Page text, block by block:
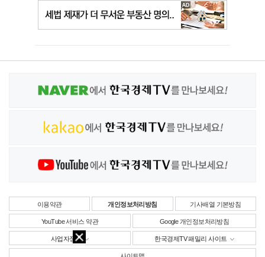
이용약관 개인정보처리방침 기사배열 기본방침
YouTube 서비스 약관 Google 개인정보처리방침
사업자정보 한국경제TV 패밀리 사이트